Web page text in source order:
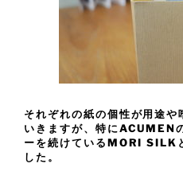
それぞれの紙の個性が用途
いきますが、特にACUMEN
ーを続けているMORI SILK
した。